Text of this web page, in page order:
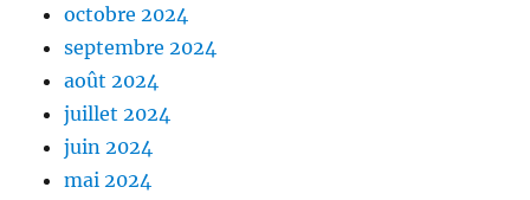
octobre 2024
septembre 2024
août 2024
juillet 2024
juin 2024
mai 2024